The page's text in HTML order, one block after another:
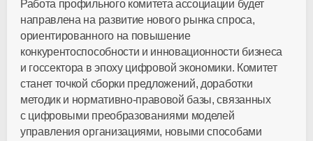
Работа профильного комитета ассоциации будет
направлена на развитие нового рынка спроса,
ориентированного на повышение
конкурентоспособности и инновационности бизнеса
и госсектора в эпоху цифровой экономики. Комитет
станет точкой сборки предложений, доработки
методик и нормативно-правовой базы, связанных
с цифровыми преобразованиями моделей
управления организациями, новыми способами